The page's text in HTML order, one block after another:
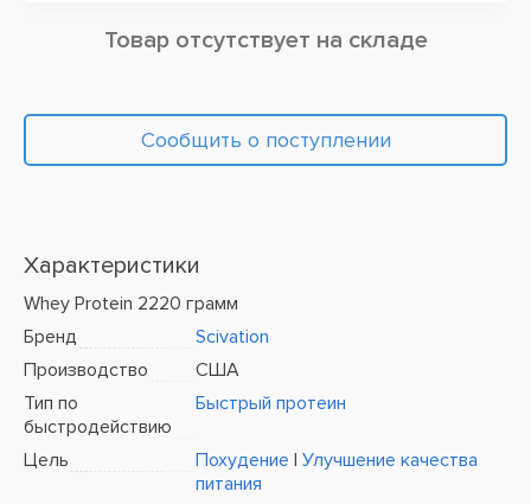
Товар отсутствует на складе
Сообщить о поступлении
Характеристики
Whey Protein 2220 грамм
Бренд
Scivation
Производство
США
Тип по
быстродействию
Быстрый протеин
Цель Похудение | Улучшение качества
питания